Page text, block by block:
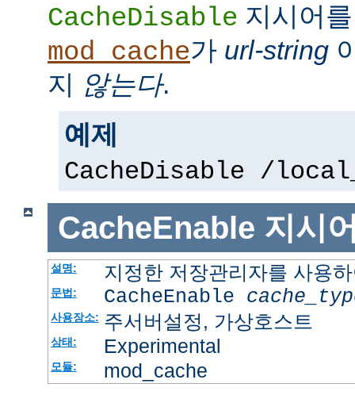
CacheDisable 지시어
mod_cache가 url-string
지 않는다.
예제
CacheDisable /
CacheEnable 지시
설명: 지정한 저장관리자를 사용
문법: CacheEnable
사용장소: 주서버설정, 가상호스트
상태: Experimental
모듈: mod_cache